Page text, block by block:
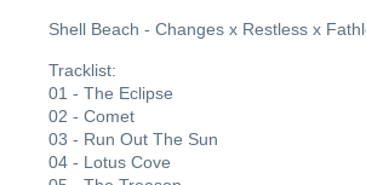
Shell Beach - Changes x Restless x
Tracklist:
01 - The Eclipse
02 - Comet
03 - Run Out The Sun
04 - Lotus Cove